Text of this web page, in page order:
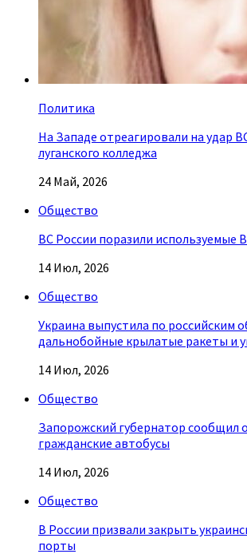
Политика
На Западе отреагировали на удар
луганского колледжа
24 Май, 2026
Общество
ВС России поразили используемые
14 Июл, 2026
Общество
Украина выпустила по российским
дальнобойные крылатые ракеты и
14 Июл, 2026
Общество
Запорожский губернатор сообщил
гражданские автобусы
14 Июл, 2026
Общество
В России призвали закрыть
порты